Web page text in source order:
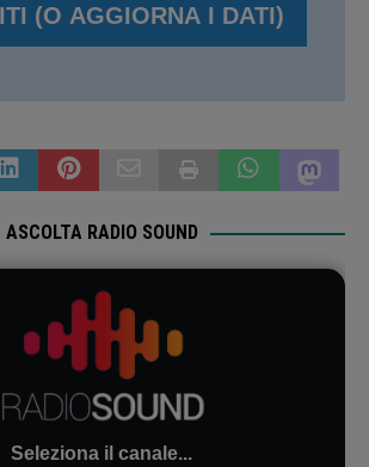
ASCOLTA RADIO SOUND
Seleziona il canale...